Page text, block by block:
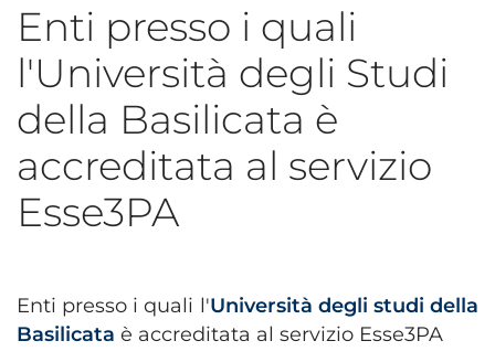
Enti presso i quali
l'Università degli Studi
della Basilicata è
accreditata al servizio
Esse3PA
Enti presso i quali l'Università degli studi della
Basilicata è accreditata al servizio Esse3PA